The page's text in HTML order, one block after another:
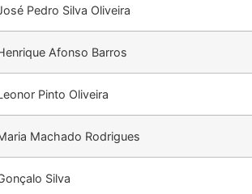
Pedro Silva Oliveira
Afonso Barros
Pinto Oliveira
Machado Rodrigues
Silva